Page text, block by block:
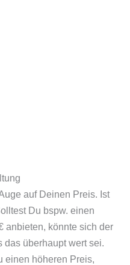
auf Deinen Preis. Ist
Du bspw. einen
anbieten, könnte sich der
das überhaupt wert sei.
einen höheren Preis,